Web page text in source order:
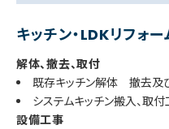
キッチン・LDKリフォ
解体、撤去、取付
既存キッチン解体 撤去及
システムキッチン搬入、取付
設備工事